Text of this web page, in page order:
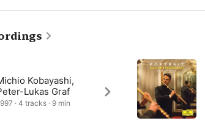
Kobayashi,
Lukas Graf
· 4 tracks · 9 min